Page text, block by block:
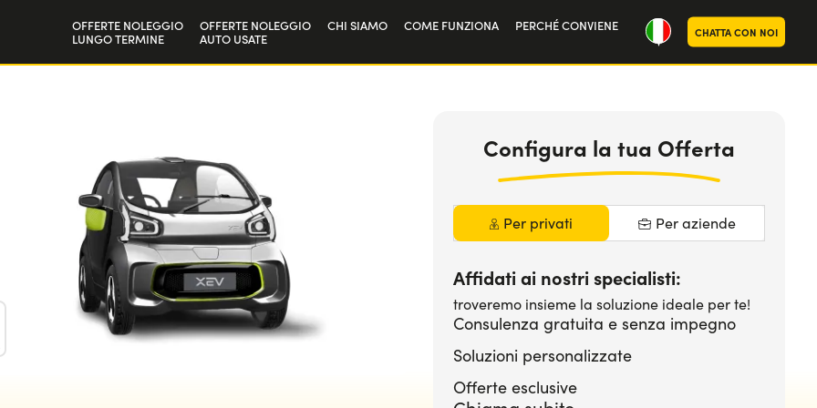
OFFERTE NOLEGGIO
LUNGO TERMINE
OFFERTE NOLEGGIO
AUTO USATE
CHI SIAMO COME FUNZIONA PERCHÉ CONVIENE CHATTA CON NOI
Configura la tua Offerta
Per privati Per aziende
Affidati ai nostri specialisti:
troveremo insieme la soluzione ideale per te!
Consulenza gratuita e senza impegno
Soluzioni personalizzate
Offerte esclusive